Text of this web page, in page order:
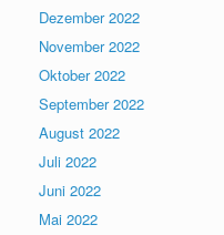
Dezember 2022
November 2022
Oktober 2022
September 2022
August 2022
Juli 2022
Juni 2022
Mai 2022